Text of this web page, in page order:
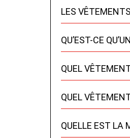
LES
QU’EST-CE
QUEL
QUEL
QUELLE EST LA